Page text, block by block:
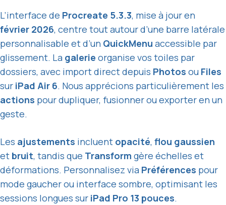
L’interface de Procreate 5.3.3, mise à jour en
février 2026, centre tout autour d’une barre latérale
personnalisable et d’un QuickMenu accessible par
glissement. La galerie organise vos toiles par
dossiers, avec import direct depuis Photos ou Files
sur iPad Air 6. Nous apprécions particulièrement les
actions pour dupliquer, fusionner ou exporter en un
geste.
Les ajustements incluent opacité, flou gaussien
et bruit, tandis que Transform gère échelles et
déformations. Personnalisez via Préférences pour
mode gaucher ou interface sombre, optimisant les
sessions longues sur iPad Pro 13 pouces.